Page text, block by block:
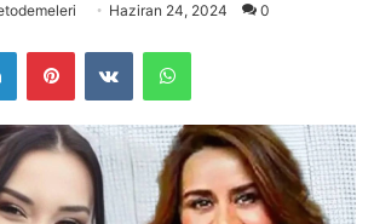
Haziran 24, 2024 0